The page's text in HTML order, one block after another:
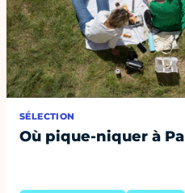
SÉLECTION
Où pique-niquer à